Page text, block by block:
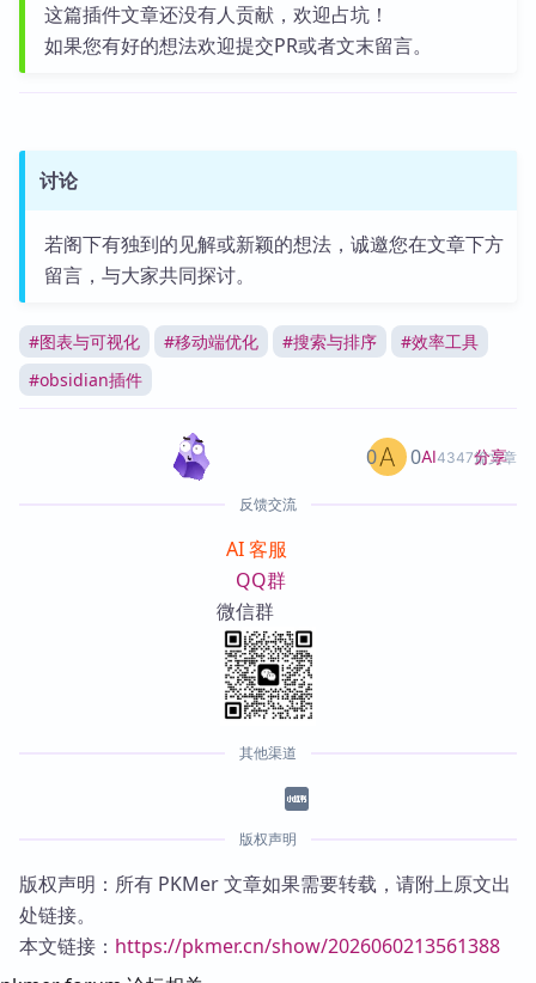
这篇插件文章还没有人贡献，欢迎占坑！
如果您有好的想法欢迎提交PR或者文末留言。
讨论
若阁下有独到的见解或新颖的想法，诚邀您在文章下方
留言，与大家共同探讨。
#图表与可视化 #移动端优化 #搜索与排序 #效率工具
#obsidian插件
AI4347篇文章
0 0 分享
反馈交流
AI 客服
QQ群
微信群
其他渠道
版权声明
版权声明：所有 PKMer 文章如果需要转载，请附上原文出
处链接。
本文链接： https://pkmer.cn/show/2026060213561388